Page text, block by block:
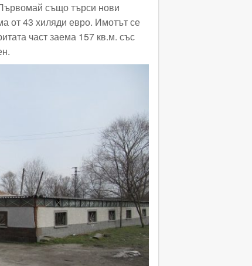
също търси нови
от 43 хиляди евро. Имотът се
част заема 157 кв.м. със